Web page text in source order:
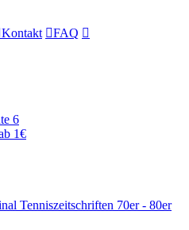
Kontakt FAQ 
6
1€
Tenniszeitschriften 70er - 80er